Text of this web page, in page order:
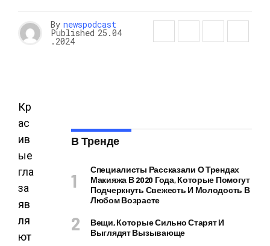
By newspodcast
Published 25.04
.2024
Кр
ас
ив
ые
гла
за
яв
ля
ют
В Тренде
Специалисты Рассказали О Трендах
Макияжа В 2020 Года, Которые Помогут
Подчеркнуть Свежесть И Молодость В
Любом Возрасте
Вещи, Которые Сильно Старят И
Выглядят Вызывающе